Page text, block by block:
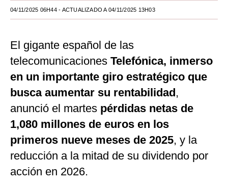
Internacional
Tecnología
Mix
G de Gestión
04/11/2025 06H44- ACTUALIZADO A 04/11/2025 13H03
El gigante español de las
telecomunicaciones Telefónica, inmerso
en un importante giro estratégico que
busca aumentar su rentabilidad,
anunció el martes pérdidas netas de
1,080 millones de euros en los
primeros nueve meses de 2025, y la
reducción a la mitad de su dividendo por
acción en 2026.